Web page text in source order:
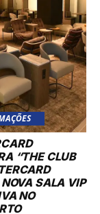
“THE CLUB
SALA VIP
NO